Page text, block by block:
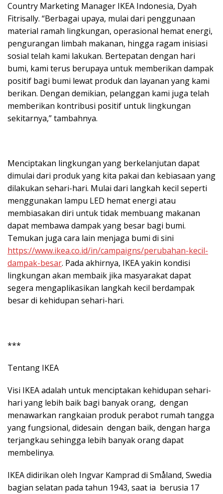
Country Marketing Manager IKEA Indonesia, Dyah
Fitrisally. “Berbagai upaya, mulai dari penggunaan
material ramah lingkungan, operasional hemat energi,
pengurangan limbah makanan, hingga ragam inisiasi
sosial telah kami lakukan. Bertepatan dengan hari
bumi, kami terus berupaya untuk memberikan dampak
positif bagi bumi lewat produk dan layanan yang kami
berikan. Dengan demikian, pelanggan kami juga telah
memberikan kontribusi positif untuk lingkungan
sekitarnya,” tambahnya.
Menciptakan lingkungan yang berkelanjutan dapat
dimulai dari produk yang kita pakai dan kebiasaan yang
dilakukan sehari-hari. Mulai dari langkah kecil seperti
menggunakan lampu LED hemat energi atau
membiasakan diri untuk tidak membuang makanan
dapat membawa dampak yang besar bagi bumi.
Temukan juga cara lain menjaga bumi di sini
https://www.ikea.co.id/in/campaigns/perubahan-kecil-
dampak-besar. Pada akhirnya, IKEA yakin kondisi
lingkungan akan membaik jika masyarakat dapat
segera mengaplikasikan langkah kecil berdampak
besar di kehidupan sehari-hari.
***
Tentang IKEA
Visi IKEA adalah untuk menciptakan kehidupan sehari-
hari yang lebih baik bagi banyak orang, dengan
menawarkan rangkaian produk perabot rumah tangga
yang fungsional, didesain dengan baik, dengan harga
terjangkau sehingga lebih banyak orang dapat
membelinya.
IKEA didirikan oleh Ingvar Kamprad di Småland, Swedia
bagian selatan pada tahun 1943, saat ia berusia 17